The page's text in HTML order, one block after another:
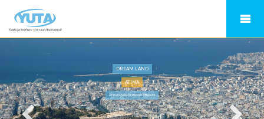
DREAM LAND
ATINA
ATINA NOVA GODINA AUTOBUSOM